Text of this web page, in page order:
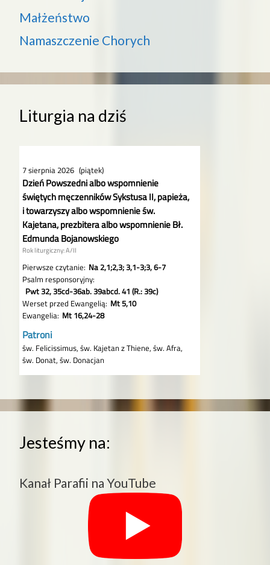
Małżeństwo
Namaszczenie Chorych
Liturgia na dziś
Jesteśmy na:
Kanał Parafii na YouTube